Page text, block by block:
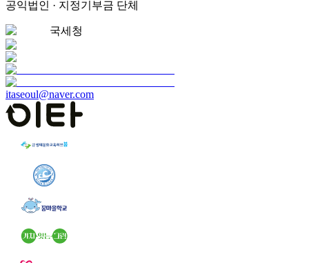
공익법인 · 지정기부금 단체
국세청
itaseoul@naver.com